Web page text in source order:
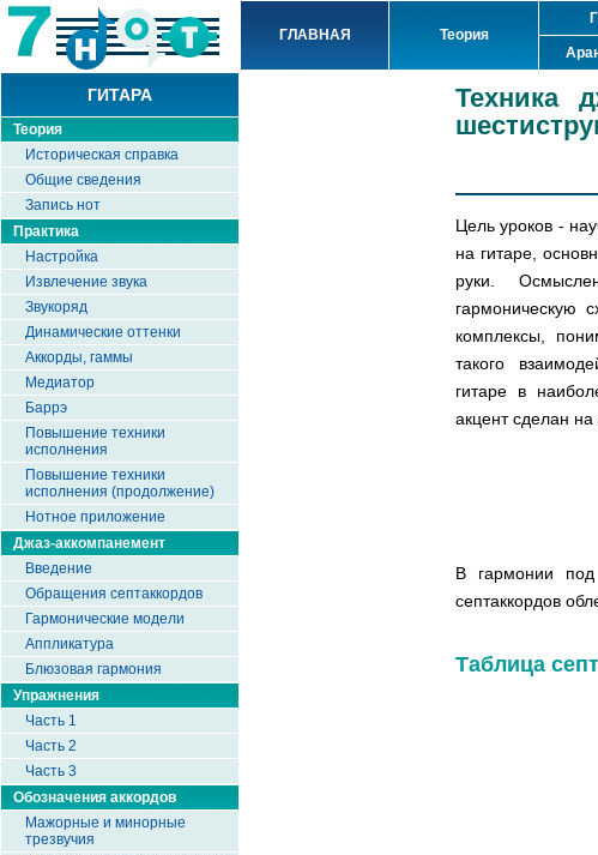
ГЛАВНАЯ Теория
ГИТАРА
Теория
Историческая справка
Общие сведения
Запись нот
Практика
Настройка
Извлечение звука
Звукоряд
Динамические оттенки
Аккорды, гаммы
Медиатор
Баррэ
Повышение техники
исполнения
Повышение техники
исполнения (продолжение)
Нотное приложение
Джаз-аккомпанемент
Введение
Обращения септаккордов
Гармонические модели
Аппликатура
Блюзовая гармония
Упражнения
Часть 1
Часть 2
Часть 3
Обозначения аккордов
Мажорные и минорные
трезвучия
Техника
Цель уроков -
на гитаре,
руки.
гармоническую
комплексы,
такого
гитаре в
акцент сделан
В гармонии под
септаккордов
Таблица